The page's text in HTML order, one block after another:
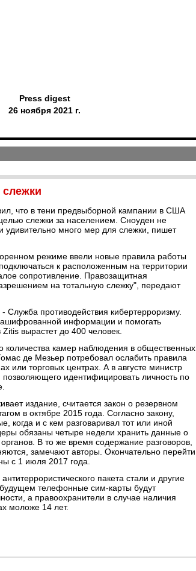
Press digest
26 ноября 2021 г.
слежки
что в тени предвыборной кампании в США
слежки за населением. Сноуден не
много мер для слежки, пишет
режиме ввели новые правила работы
к расположенным на территории
сопротивление. Правозащитная
на тотальную слежку", передают
противодействия кибертерроризму.
информации и помогать
вырастет до 400 человек.
количества камер наблюдения в общественных
де Мезьер потребовал ослабить правила
или торговых центрах. А в августе министр
идентифицировать личность по
издание, считается закон о резервном
в октябре 2015 года. Согласно закону,
когда и с кем разговаривал тот или иной
обязаны четыре недели хранить данные о
В то же время содержание разговоров,
замечают авторы. Окончательно перейти
с 1 июля 2017 года.
пакета стали и другие
телефонные сим-карты будут
а правоохранители в случае наличия
моложе 14 лет.